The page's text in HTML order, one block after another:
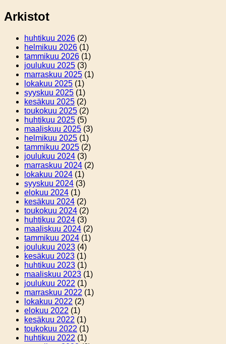
Arkistot
huhtikuu 2026 (2)
helmikuu 2026 (1)
tammikuu 2026 (1)
joulukuu 2025 (3)
marraskuu 2025 (1)
lokakuu 2025 (1)
syyskuu 2025 (1)
kesäkuu 2025 (2)
toukokuu 2025 (2)
huhtikuu 2025 (5)
maaliskuu 2025 (3)
helmikuu 2025 (1)
tammikuu 2025 (2)
joulukuu 2024 (3)
marraskuu 2024 (2)
lokakuu 2024 (1)
syyskuu 2024 (3)
elokuu 2024 (1)
kesäkuu 2024 (2)
toukokuu 2024 (2)
huhtikuu 2024 (3)
maaliskuu 2024 (2)
tammikuu 2024 (1)
joulukuu 2023 (4)
kesäkuu 2023 (1)
huhtikuu 2023 (1)
maaliskuu 2023 (1)
joulukuu 2022 (1)
marraskuu 2022 (1)
lokakuu 2022 (2)
elokuu 2022 (1)
kesäkuu 2022 (1)
toukokuu 2022 (1)
huhtikuu 2022 (1)